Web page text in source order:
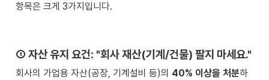
항목은 크게 3가지입니다.
① 자산 유지 요건: "회사 재산(기계/건물) 팔지 마세요."
회사의 가업용 자산(공장, 기계설비 등)의 40% 이상을 처분하